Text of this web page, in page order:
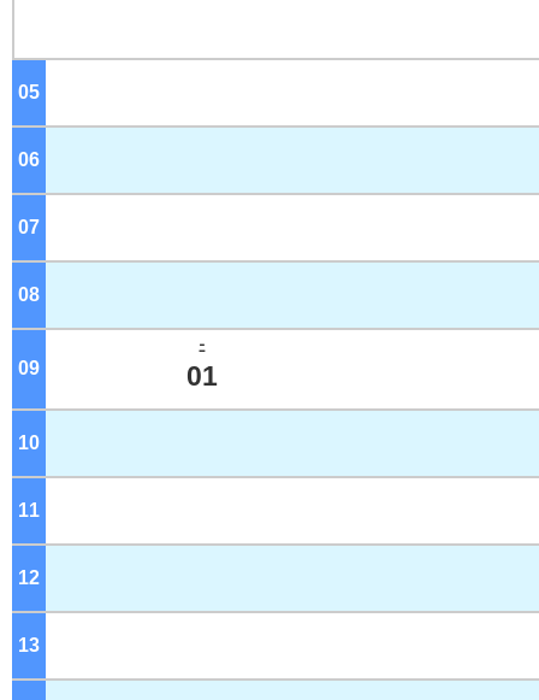
05
06
07
08
09
ﾆ
01
10
11
12
13